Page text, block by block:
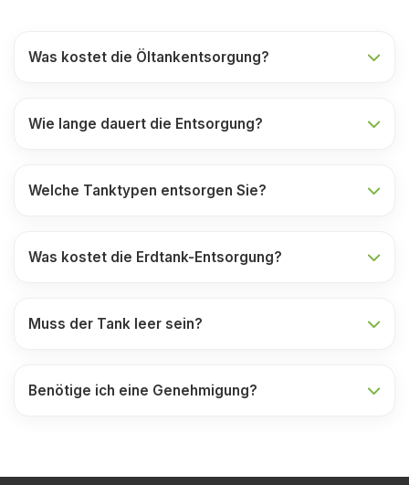
Was kostet die Öltankentsorgung?
Wie lange dauert die Entsorgung?
Welche Tanktypen entsorgen Sie?
Was kostet die Erdtank-Entsorgung?
Muss der Tank leer sein?
Benötige ich eine Genehmigung?